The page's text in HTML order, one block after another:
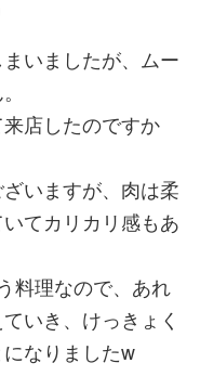
いましたが、ムー
店したのですか
いますが、肉は柔
てカリカリ感もあ
料理なので、あれ
いき、けっきょく
なりましたw